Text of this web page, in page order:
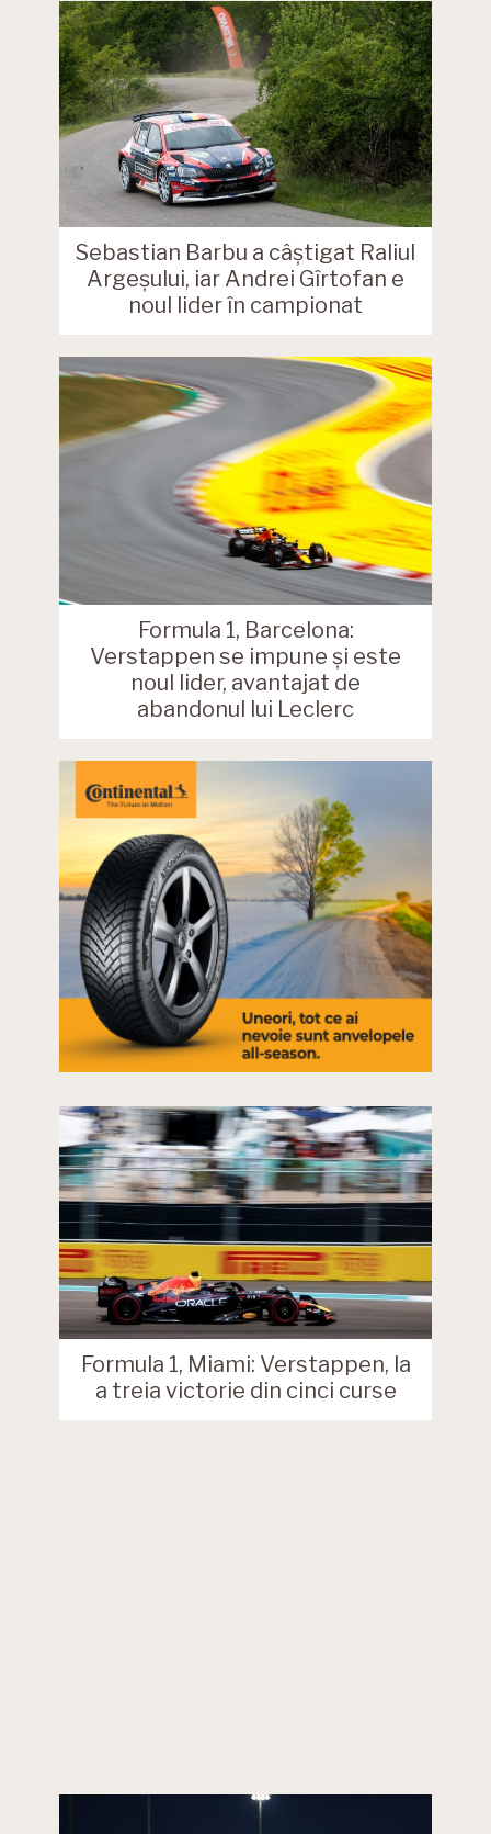
Sebastian Barbu a câștigat Raliul
Argeșului, iar Andrei Gîrtofan e
noul lider în campionat
Formula 1, Barcelona:
Verstappen se impune și este
noul lider, avantajat de
abandonul lui Leclerc
Formula 1, Miami: Verstappen, la
a treia victorie din cinci curse